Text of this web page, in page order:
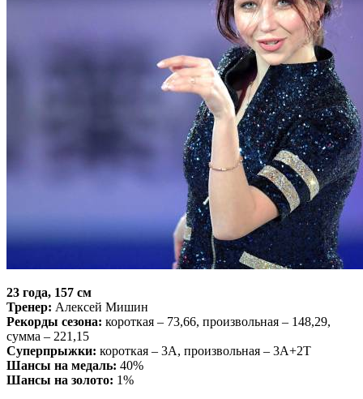
23 года, 157 см
Тренер: Алексей Мишин
Рекорды сезона: короткая – 73,66, произвольная – 148,29,
сумма – 221,15
Суперпрыжки: короткая – 3А, произвольная – 3А+2Т
Шансы на медаль: 40%
Шансы на золото: 1%